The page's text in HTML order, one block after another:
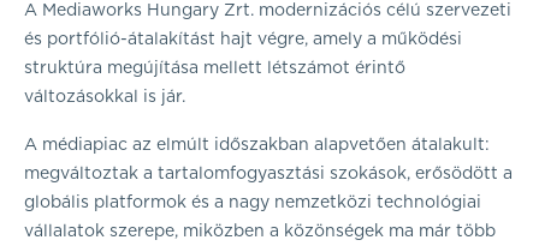
A Mediaworks Hungary Zrt. modernizációs célú szervezeti
és portfólió-átalakítást hajt végre, amely a működési
struktúra megújítása mellett létszámot érintő
változásokkal is jár.
A médiapiac az elmúlt időszakban alapvetően átalakult:
megváltoztak a tartalomfogyasztási szokások, erősödött a
globális platformok és a nagy nemzetközi technológiai
vállalatok szerepe, miközben a közönségek ma már több